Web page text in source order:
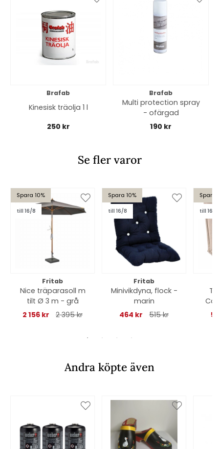
Brafab
Kinesisk träolja 1 l
250 kr
Brafab
Multi protection spray
- ofärgad
190 kr
Se fler varor
Spara 10%
till 16/8
Fritab
Nice träparasoll m
tilt Ø 3 m - grå
2 156 kr
2 395 kr
Spara 10%
till 16/8
Fritab
Minivikdyna, flock -
marin
464 kr
515 kr
Spara
till 16/8
Andra köpte även